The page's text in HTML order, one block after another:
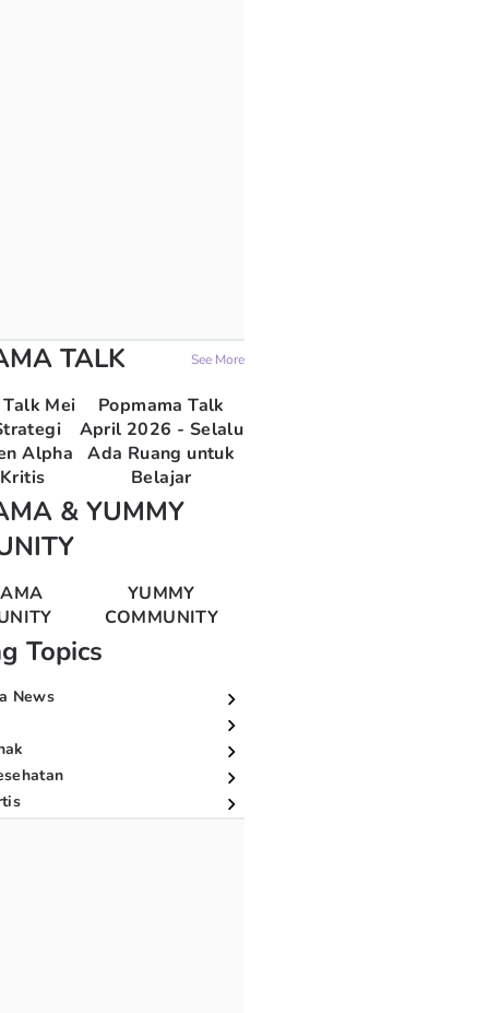
TALK See More
Mei
Alpha
Popmama Talk
April 2026 - Selalu
Ada Ruang untuk
Belajar
& YUMMY
YUMMY
COMMUNITY
Topics
News